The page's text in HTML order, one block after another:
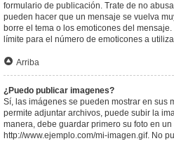
formulario de publicación. Trate de no
pueden hacer que un mensaje se vuelva
borre el tema o los emoticones del
límite para el número de emoticones a
Arriba
¿Puedo publicar imagenes?
Sí, las imágenes se pueden mostrar en sus
permite adjuntar archivos, puede subir la
manera, debe guardar primero su foto en
http://www.ejemplo.com/mi-imagen.gif. No